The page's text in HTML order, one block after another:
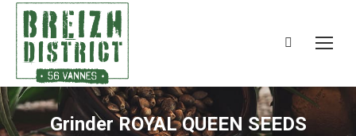
Search:
Grinder ROYAL QUEEN SEEDS